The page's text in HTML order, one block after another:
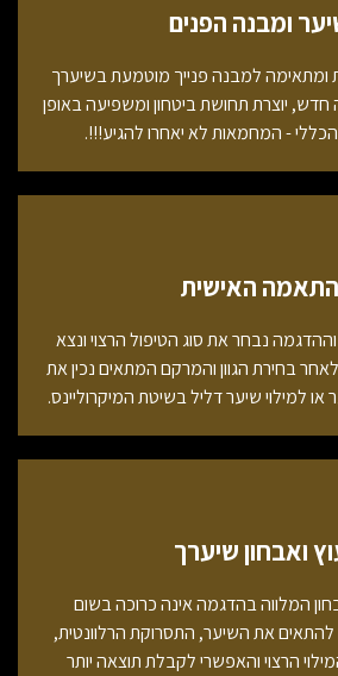
ומבנה הפנים
למבנה פנייך מוטמעת בשיערך
יוצרת תחושת ביטחון ומשפיעה באופן
- המחמאות לא יאחרו להגיע!!!.
האישית
נבחר את סוג הטיפול הרצוי ונצא
בחירת הגוון והמרקם המתאים נכין את
למילוי שיער דליל בשיטת המיקרוליינס.
ואבחון שיערך
המלווה בהדגמה אינה כרוכה בשום
להתאים את השיער, התסרוקת הרלוונטית,
הרצוי והאפשרי לקבלת תוצאה יותר